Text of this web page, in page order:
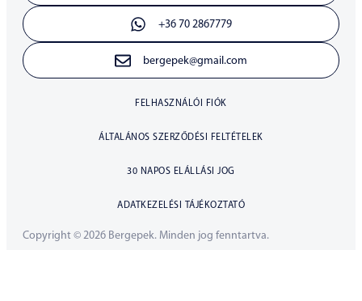
+36 70 2867779
bergepek@gmail.com
FELHASZNÁLÓI FIÓK
ÁLTALÁNOS SZERZŐDÉSI FELTÉTELEK
30 NAPOS ELÁLLÁSI JOG
ADATKEZELÉSI TÁJÉKOZTATÓ
Copyright © 2026 Bergepek. Minden jog fenntartva.